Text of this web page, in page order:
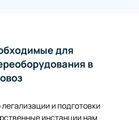
для
в
и подготовки
инстанции нам